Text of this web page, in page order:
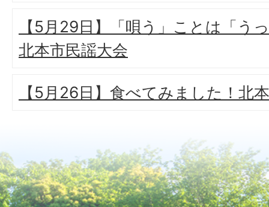
【5月29日】「唄う」ことは「う
北本市民謡大会
【5月26日】食べてみました！北